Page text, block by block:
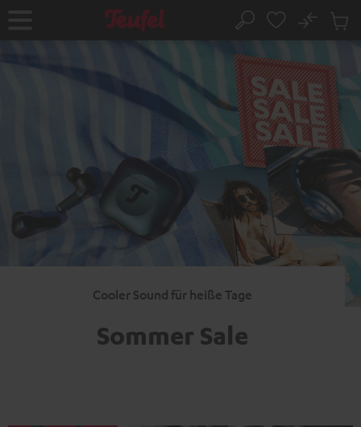
Startseite Suche
No
Cooler Sound für heiße Tage
Sommer Sale